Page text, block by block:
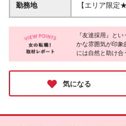
がとう」と言
うな 仲間と共
だからこそ、
を重視した採
都・埼玉県・
回 ※残業代は別途全額支給します ※経験・能力・年齢
を考慮し決定
契約社員です
勤務地
【エリア限
京都・埼玉県
京都府）にあるいず
に配属！地域
なし！ ◎直行
り） ＜配属先一覧＞ ■関東 東京都・埼玉県、神奈川
県 ■関西 大阪府、兵庫県、京都府 (変更の範囲)上記を
除く当社関連勤
『友達採用』と
かな雰囲気が印象
には自然と助け合
こうした“人を大
す。社員に実施
ころ」では、圧倒
人ひとりの居心地
気になる